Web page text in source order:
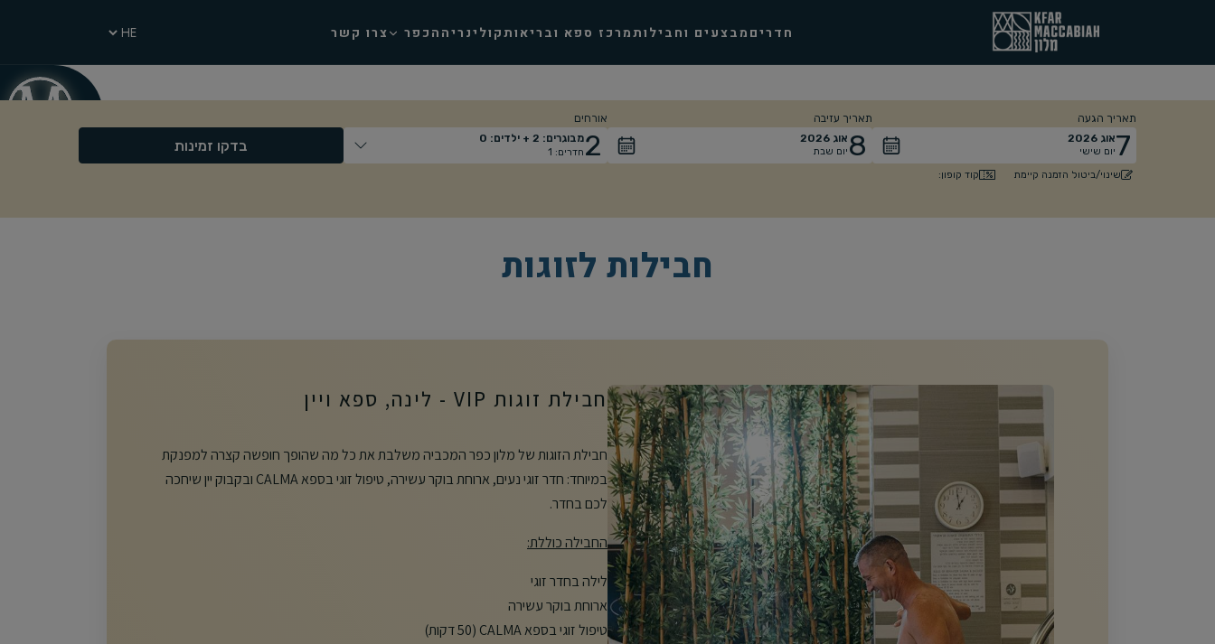
חדריםמבצעים וחבילותמרכז ספא ובריאותקולינריההכפר צרו קשר
תאריך הגעה
7אוג 2026
יום שישי
תאריך עזיבה
8 אוג 2026
יום שבת
אורחים
אורחים
2מבוגרים: 2 + ילדים: 0
חדרים: 1
קוד קופון:
שינוי/ביטול הזמנה קיימת
בדקו זמינות
חבילות לזוגות
חבילת זוגות VIP - לינה, ספא ויין
חבילת הזוגות של מלון כפר המכביה משלבת את כל מה שהופך חופשה קצרה למפנקת
במיוחד: חדר זוגי נעים, ארוחת בוקר עשירה, טיפול זוגי בספא CALMA ובקבוק יין שיחכה
לכם בחדר.
החבילה כוללת:
לילה בחדר זוגי
ארוחת בוקר עשירה
טיפול זוגי בספא CALMA (50 דקות)